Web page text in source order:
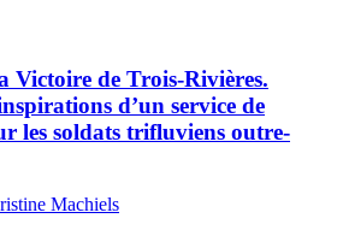
Victoire de Trois-Rivières.
d’un service de
les soldats trifluviens outre-
Machiels